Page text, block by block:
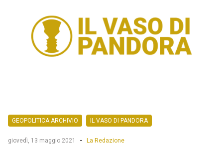
GEOPOLITICA ARCHIVIO IL VASO DI PANDORA
giovedì, 13 maggio 2021 - La Redazione